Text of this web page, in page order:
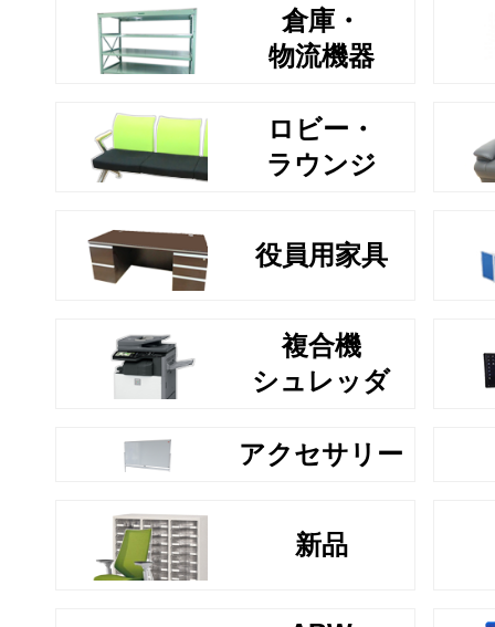
倉庫・
物流機器
ロビー・
ラウンジ
役員用家具
複合機
シュレッダ
アクセサリー
新品